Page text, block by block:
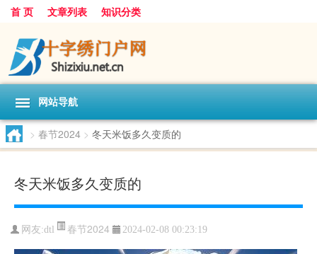
首 页 文章列表 知识分类
网站导航
> 春节2024 > 冬天米饭多久变质的
冬天米饭多久变质的
网友:dtl 春节2024 2024-02-08 00:23:19